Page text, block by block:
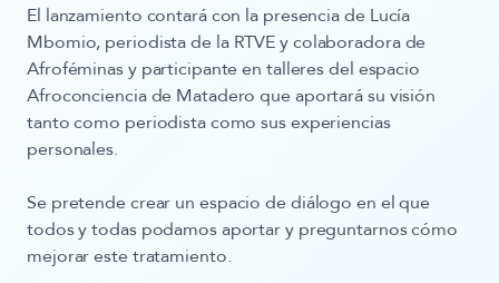
El lanzamiento contará con la presencia de Lucía
Mbomio, periodista de la RTVE y colaboradora de
Afroféminas y participante en talleres del espacio
Afroconciencia de Matadero que aportará su visión
tanto como periodista como sus experiencias
personales.
Se pretende crear un espacio de diálogo en el que
todos y todas podamos aportar y preguntarnos cómo
mejorar este tratamiento.